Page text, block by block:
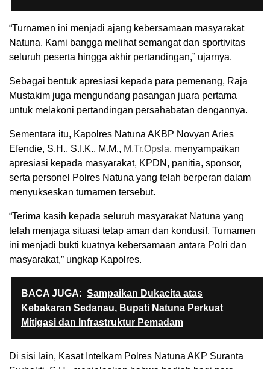
“Turnamen ini menjadi ajang kebersamaan masyarakat
Natuna. Kami bangga melihat semangat dan sportivitas
seluruh peserta hingga akhir pertandingan,” ujarnya.
Sebagai bentuk apresiasi kepada para pemenang, Raja
Mustakim juga mengundang pasangan juara pertama
untuk melakoni pertandingan persahabatan dengannya.
Sementara itu, Kapolres Natuna AKBP Novyan Aries
Efendie, S.H., S.I.K., M.M., M.Tr.Opsla, menyampaikan
apresiasi kepada masyarakat, KPDN, panitia, sponsor,
serta personel Polres Natuna yang telah berperan dalam
menyukseskan turnamen tersebut.
“Terima kasih kepada seluruh masyarakat Natuna yang
telah menjaga situasi tetap aman dan kondusif. Turnamen
ini menjadi bukti kuatnya kebersamaan antara Polri dan
masyarakat,” ungkap Kapolres.
BACA JUGA: Sampaikan Dukacita atas
Kebakaran Sedanau, Bupati Natuna Perkuat
Mitigasi dan Infrastruktur Pemadam
Di sisi lain, Kasat Intelkam Polres Natuna AKP Suranta